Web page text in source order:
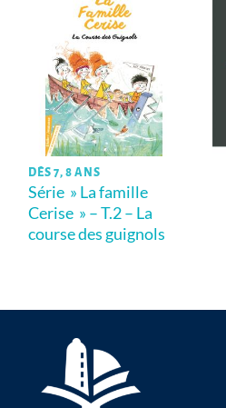
DÈS 7, 8 ANS
Série » La famille
Cerise » – T.2 – La
course des guignols